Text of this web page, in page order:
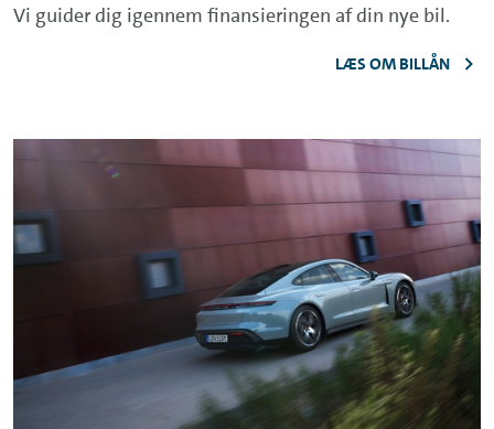
Vi guider dig igennem finansieringen af din nye bil.
LÆS OM BILLÅN